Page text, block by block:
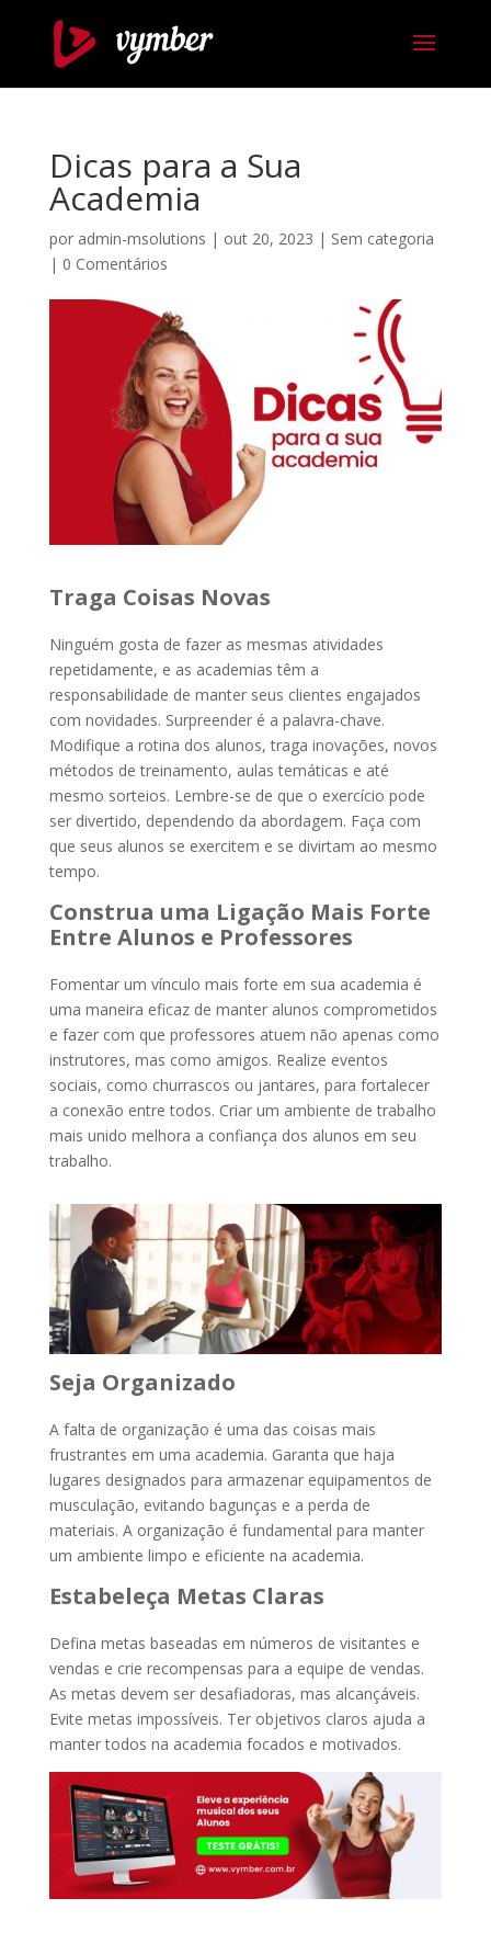
Dicas para a Sua
Academia
por admin-msolutions | out 20, 2023 | Sem categoria
| 0 Comentários
Traga Coisas Novas
Ninguém gosta de fazer as mesmas atividades
repetidamente, e as academias têm a
responsabilidade de manter seus clientes engajados
com novidades. Surpreender é a palavra-chave.
Modifique a rotina dos alunos, traga inovações, novos
métodos de treinamento, aulas temáticas e até
mesmo sorteios. Lembre-se de que o exercício pode
ser divertido, dependendo da abordagem. Faça com
que seus alunos se exercitem e se divirtam ao mesmo
tempo.
Construa uma Ligação Mais Forte
Entre Alunos e Professores
Fomentar um vínculo mais forte em sua academia é
uma maneira eficaz de manter alunos comprometidos
e fazer com que professores atuem não apenas como
instrutores, mas como amigos. Realize eventos
sociais, como churrascos ou jantares, para fortalecer
a conexão entre todos. Criar um ambiente de trabalho
mais unido melhora a confiança dos alunos em seu
trabalho.
Seja Organizado
A falta de organização é uma das coisas mais
frustrantes em uma academia. Garanta que haja
lugares designados para armazenar equipamentos de
musculação, evitando bagunças e a perda de
materiais. A organização é fundamental para manter
um ambiente limpo e eficiente na academia.
Estabeleça Metas Claras
Defina metas baseadas em números de visitantes e
vendas e crie recompensas para a equipe de vendas.
As metas devem ser desafiadoras, mas alcançáveis.
Evite metas impossíveis. Ter objetivos claros ajuda a
manter todos na academia focados e motivados.